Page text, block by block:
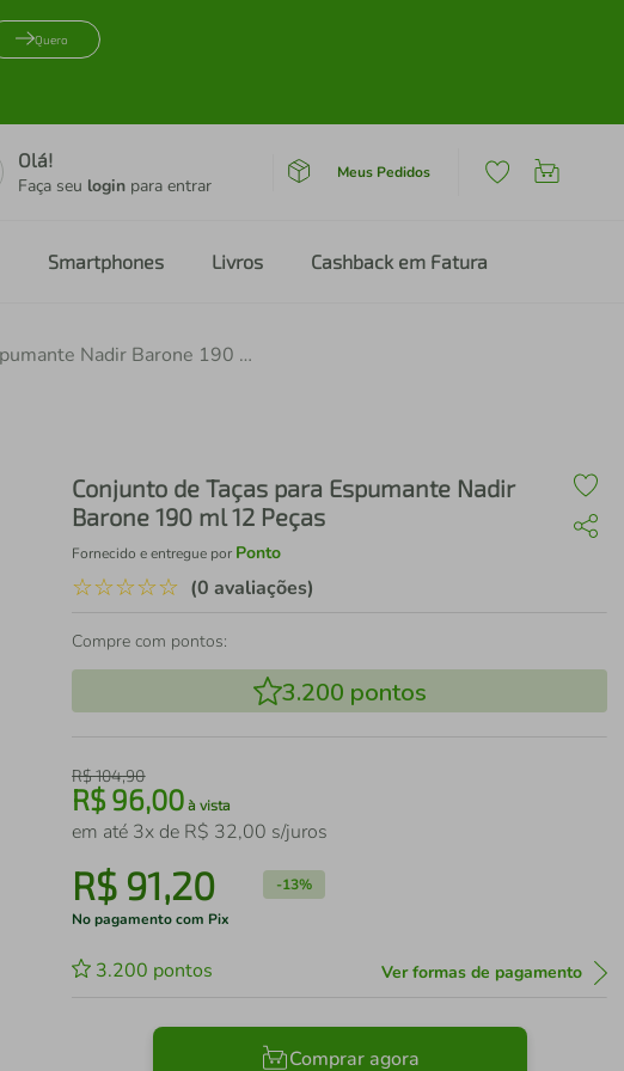
Quero
Olá!
Faça seu login para entrar
Meus Pedidos
Smartphones Livros Cashback em Fatura
Conjunto de Taças para Espumante Nadir Barone 190 ml 12 Peças
Conjunto de Taças para Espumante Nadir
Barone 190 ml 12 Peças
Fornecido e entregue por Ponto
☆☆☆☆☆ (0 avaliações)
Compre com pontos:
3.200 pontos
R$104,90
R$96,00 à vista
em até 3x de R$ 32,00 s/juros
R$ 91,20 -13%
No pagamento com Pix
3.200 pontos Ver formas de pagamento
Comprar agora